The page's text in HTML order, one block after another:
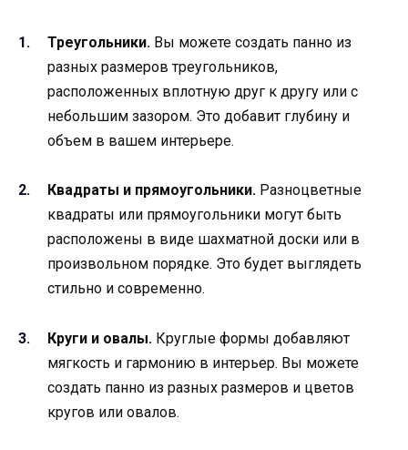
Треугольники. Вы можете создать панно из
разных размеров треугольников,
расположенных вплотную друг к другу или с
небольшим зазором. Это добавит глубину и
объем в вашем интерьере.
Квадраты и прямоугольники. Разноцветные
квадраты или прямоугольники могут быть
расположены в виде шахматной доски или в
произвольном порядке. Это будет выглядеть
стильно и современно.
Круги и овалы. Круглые формы добавляют
мягкость и гармонию в интерьер. Вы можете
создать панно из разных размеров и цветов
кругов или овалов.